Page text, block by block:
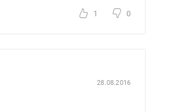
1 0
28.08.2016